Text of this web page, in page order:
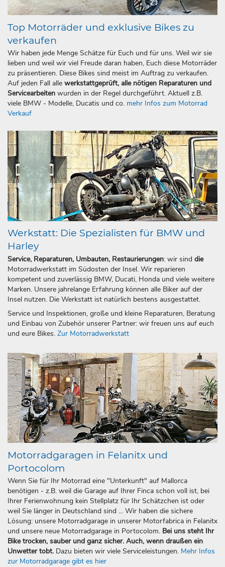
Top Motorräder und exklusive Bikes zu
verkaufen
Wir haben jede Menge Schätze für Euch und für uns. Weil wir sie
lieben und weil wir viel Freude daran haben, Euch diese Motorräder
zu präsentieren. Diese Bikes sind meist im Auftrag zu verkaufen.
Auf jeden Fall alle werkstattgeprüft, alle nötigen Reparaturen und
Servicearbeiten wurden in der Regel durchgeführt. Aktuell z.B.
viele BMW - Modelle, Ducatis und co. mehr Infos zum Motorrad
Verkauf
Werkstatt: Die Spezialisten für BMW und
Harley
Service, Reparaturen, Umbauten, Restaurierungen: wir sind die
Motorradwerkstatt im Südosten der Insel. Wir reparieren
kompetent und zuverlässig BMW, Ducati, Honda und viele weitere
Marken. Unsere jahrelange Erfahrung können alle Biker auf der
Insel nutzen. Die Werkstatt ist natürlich bestens ausgestattet.
Service und Inspektionen, große und kleine Reparaturen, Beratung
und Einbau von Zubehör unserer Partner: wir freuen uns auf euch
und eure Bikes. Zur Motorradwerkstatt
Motorradgaragen in Felanitx und
Portocolom
Wenn Sie für Ihr Motorrad eine "Unterkunft" auf Mallorca
benötigen - z.B. weil die Garage auf Ihrer Finca schon voll ist, bei
Ihrer Ferienwohnung kein Stellplatz für Ihr Schätzchen ist oder
weil Sie länger in Deutschland sind ... Wir haben die sichere
Lösung: unsere Motorradgarage in unserer Motorfabrica in Felanitx
und unsere neue Motorradgarage in Portocolom. Bei uns steht Ihr
Bike trocken, sauber und ganz sicher. Auch, wenn draußen ein
Unwetter tobt. Dazu bieten wir viele Serviceleistungen. Mehr Infos
zur Motorradgarage gibt es hier